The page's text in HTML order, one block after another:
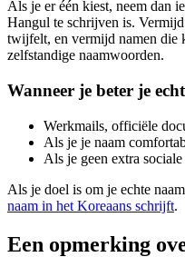
Als je er één kiest, neem dan
Hangul te schrijven is.
twijfelt, en vermijd namen die
zelfstandige naamwoorden.
Wanneer je beter je
Werkmails, officiële
Als je je naam
Als je geen extra
Als je doel is om je echte
naam in het Koreaans schrijft.
Een opmerking